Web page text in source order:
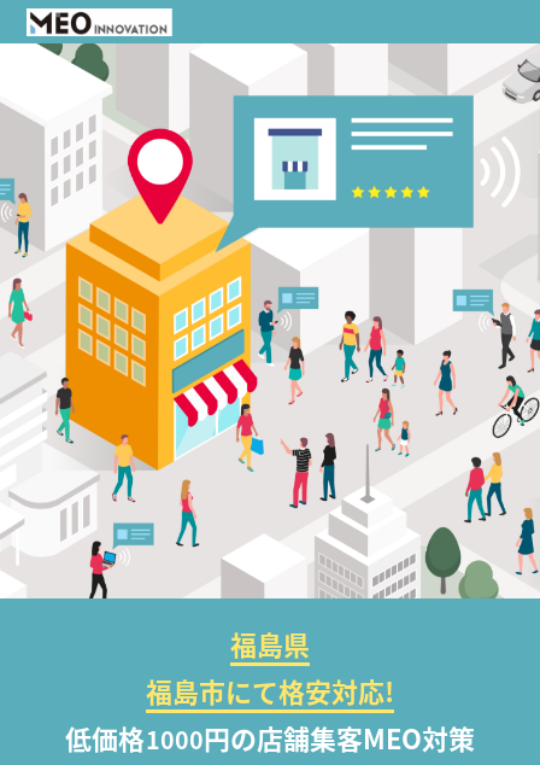
福島県
福島市にて格安対応!
低価格1000円の店舗集客MEO対策